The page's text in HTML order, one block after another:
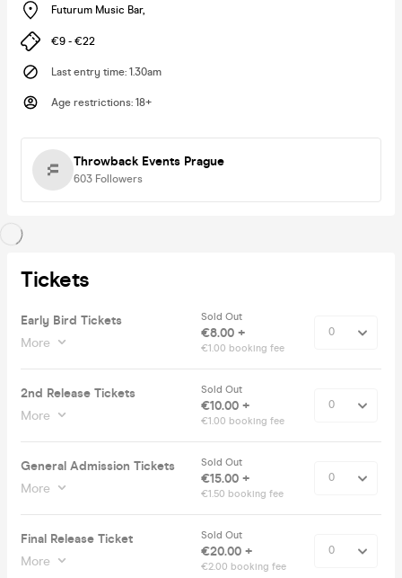
Futurum Music Bar,
€9 - €22
Last entry time: 1.30am
Age restrictions: 18+
Throwback Events Prague
603 Followers
Tickets
Early Bird Tickets
More
Sold Out
€8.00 +
€1.00 booking fee
2nd Release Tickets
More
Sold Out
€10.00 +
€1.00 booking fee
General Admission Tickets
More
Sold Out
€15.00 +
€1.50 booking fee
Final Release Ticket
More
Sold Out
€20.00 +
€2.00 booking fee